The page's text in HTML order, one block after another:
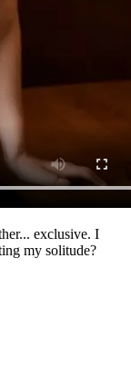
exclusive. I
my solitude?